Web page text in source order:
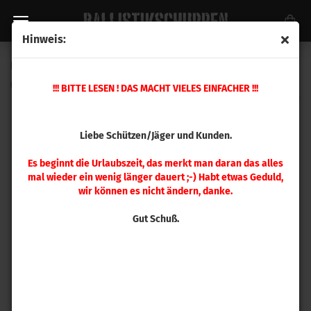
Hinweis:
!!! BITTE LESEN ! DAS MACHT VIELES EINFACHER !!!
Liebe Schützen/Jäger und Kunden.
Es beginnt die Urlaubszeit, das merkt man daran das alles
mal wieder ein wenig länger dauert ;-) Habt etwas Geduld,
wir können es nicht ändern, danke.
Gut Schuß.
050072)